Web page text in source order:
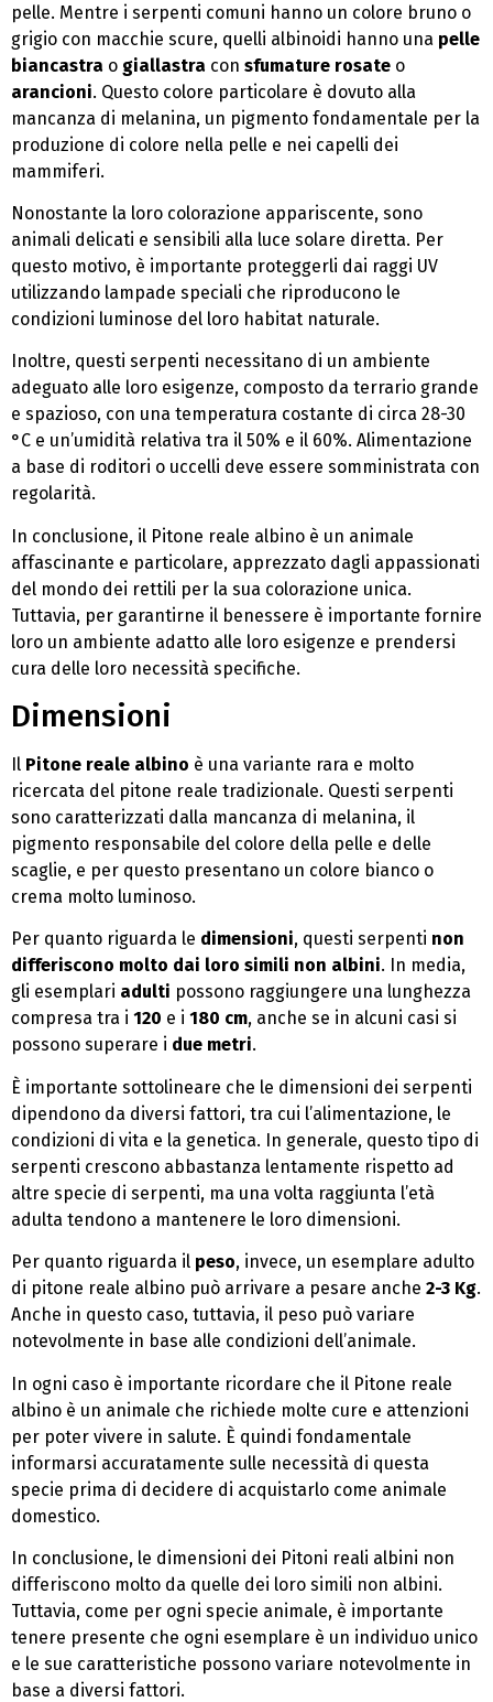
pelle. Mentre i serpenti comuni hanno un colore bruno o
grigio con macchie scure, quelli albinoidi hanno una pelle
biancastra o giallastra con sfumature rosate o
arancioni. Questo colore particolare è dovuto alla
mancanza di melanina, un pigmento fondamentale per la
produzione di colore nella pelle e nei capelli dei
mammiferi.
Nonostante la loro colorazione appariscente, sono
animali delicati e sensibili alla luce solare diretta. Per
questo motivo, è importante proteggerli dai raggi UV
utilizzando lampade speciali che riproducono le
condizioni luminose del loro habitat naturale.
Inoltre, questi serpenti necessitano di un ambiente
adeguato alle loro esigenze, composto da terrario grande
e spazioso, con una temperatura costante di circa 28-30
°C e un’umidità relativa tra il 50% e il 60%. Alimentazione
a base di roditori o uccelli deve essere somministrata con
regolarità.
In conclusione, il Pitone reale albino è un animale
affascinante e particolare, apprezzato dagli appassionati
del mondo dei rettili per la sua colorazione unica.
Tuttavia, per garantirne il benessere è importante fornire
loro un ambiente adatto alle loro esigenze e prendersi
cura delle loro necessità specifiche.
Dimensioni
Il Pitone reale albino è una variante rara e molto
ricercata del pitone reale tradizionale. Questi serpenti
sono caratterizzati dalla mancanza di melanina, il
pigmento responsabile del colore della pelle e delle
scaglie, e per questo presentano un colore bianco o
crema molto luminoso.
Per quanto riguarda le dimensioni, questi serpenti non
differiscono molto dai loro simili non albini. In media,
gli esemplari adulti possono raggiungere una lunghezza
compresa tra i 120 e i 180 cm, anche se in alcuni casi si
possono superare i due metri.
È importante sottolineare che le dimensioni dei serpenti
dipendono da diversi fattori, tra cui l’alimentazione, le
condizioni di vita e la genetica. In generale, questo tipo di
serpenti crescono abbastanza lentamente rispetto ad
altre specie di serpenti, ma una volta raggiunta l’età
adulta tendono a mantenere le loro dimensioni.
Per quanto riguarda il peso, invece, un esemplare adulto
di pitone reale albino può arrivare a pesare anche 2-3 Kg.
Anche in questo caso, tuttavia, il peso può variare
notevolmente in base alle condizioni dell’animale.
In ogni caso è importante ricordare che il Pitone reale
albino è un animale che richiede molte cure e attenzioni
per poter vivere in salute. È quindi fondamentale
informarsi accuratamente sulle necessità di questa
specie prima di decidere di acquistarlo come animale
domestico.
In conclusione, le dimensioni dei Pitoni reali albini non
differiscono molto da quelle dei loro simili non albini.
Tuttavia, come per ogni specie animale, è importante
tenere presente che ogni esemplare è un individuo unico
e le sue caratteristiche possono variare notevolmente in
base a diversi fattori.